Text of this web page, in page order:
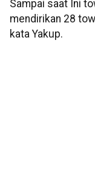
Sampai saat Ini
mendirikan 28
kata Yakup.